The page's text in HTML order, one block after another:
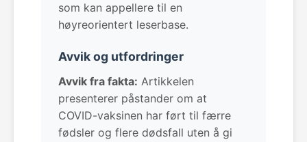
som kan appellere til en
høyreorientert leserbase.
Avvik og utfordringer
Avvik fra fakta: Artikkelen
presenterer påstander om at
COVID-vaksinen har ført til færre
fødsler og flere dødsfall uten å gi